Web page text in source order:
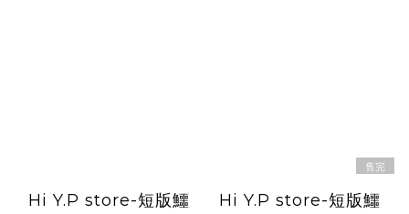
Hi Y.P store-短版鱷
售完
Hi Y.P store-短版鱷